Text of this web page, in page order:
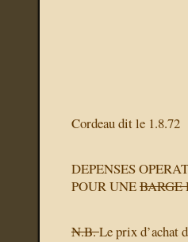
Cordeau dit le 1.8.72
DEPENSES
POUR UNEBARGE
N.B.Le prix d’achat